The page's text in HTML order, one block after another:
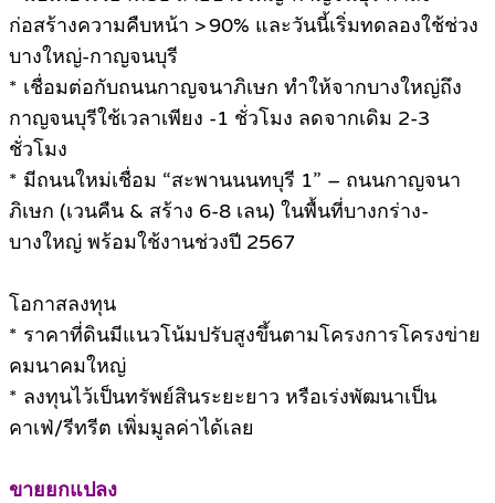
ก่อสร้างความคืบหน้า > 90% และวันนี้เริ่มทดลองใช้ช่วง
บางใหญ่-กาญจนบุรี
* เชื่อมต่อกับถนนกาญจนาภิเษก ทำให้จากบางใหญ่ถึง
กาญจนบุรีใช้เวลาเพียง -1 ชั่วโมง ลดจากเดิม 2-3
ชั่วโมง
* มีถนนใหม่เชื่อม “สะพานนนทบุรี 1” – ถนนกาญจนา
ภิเษก (เวนคืน & สร้าง 6-8 เลน) ในพื้นที่บางกร่าง-
บางใหญ่ พร้อมใช้งานช่วงปี 2567
โอกาสลงทุน
* ราคาที่ดินมีแนวโน้มปรับสูงขึ้นตามโครงการโครงข่าย
คมนาคมใหญ่
* ลงทุนไว้เป็นทรัพย์สินระยะยาว หรือเร่งพัฒนาเป็น
คาเฟ่/รีทรีต เพิ่มมูลค่าได้เลย
ขายยกแปลง